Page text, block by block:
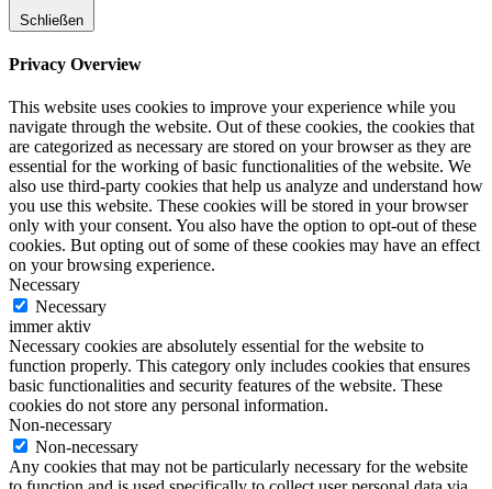
Schließen
Privacy Overview
This website uses cookies to improve your experience while you
navigate through the website. Out of these cookies, the cookies that
are categorized as necessary are stored on your browser as they are
essential for the working of basic functionalities of the website. We
also use third-party cookies that help us analyze and understand how
you use this website. These cookies will be stored in your browser
only with your consent. You also have the option to opt-out of these
cookies. But opting out of some of these cookies may have an effect
on your browsing experience.
Necessary
Necessary
immer aktiv
Necessary cookies are absolutely essential for the website to
function properly. This category only includes cookies that ensures
basic functionalities and security features of the website. These
cookies do not store any personal information.
Non-necessary
Non-necessary
Any cookies that may not be particularly necessary for the website